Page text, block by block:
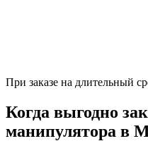
При заказе на длительный
Когда выгодно
манипулятора в